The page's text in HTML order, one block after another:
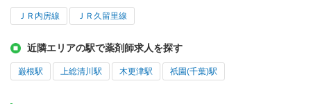
ＪＲ内房線 ＪＲ久留里線
近隣エリアの駅で薬剤師求人を探す
巌根駅 上総清川駅 木更津駅 祇園(千葉)駅